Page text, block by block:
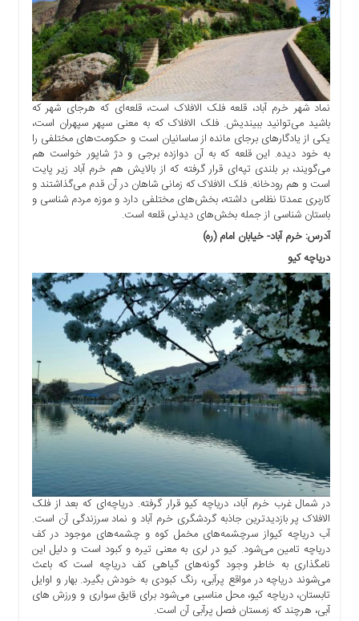
تعرفه
درباره
چند
رسانه
ارتباط
برگه
نمونه
تعرفه
درباره
نماد شهر خرم آباد، قلعه فلک الافلاک است، قلعه‌ای که هرجای شهر که
باشید می‌توانید ببیندیش. فلک الافلاک که به معنی سپهر سپهران است،
یکی از یادگارهای برجای مانده از ساسانیان است و حکومت‌های مختلفی را
به خود دیده. این قلعه که به آن دوازده برجی و دژ شاپور خواست هم
می‌گویند، بر بلندی تپه‌ای قرار گرفته که از بالایش هم خرم آباد زیر پایت
است و هم رودخانه. فلک الافلاک که زمانی شاهان در آن قدم می‌گذاشتند و
کاربری عمدتا نظامی داشته، بخش‌های مختلفی دارد و موزه مردم شناسی و
باستان شناسی از جمله بخش‌های دیدنی قلعه است.
آدرس: خرم آباد- خیابان امام (ره)
دریاچه کیو
در شمال غرب خرم آباد، دریاچه کیو قرار گرفته. دریاچه‌ای که بعد از فلک
الافلاک پر بازدیدترین جاذبه گردشگری خرم آباد و نماد سرزندگی آن است.
آب دریاچه کیواز سرچشمه‌های مخمل کوه و چشمه‌های موجود در کف
دریاچه تامین می‌شود. کیو در لری به معنی تیره و کبود است و دلیل این
نامگذاری به خاطر وجود گونه‌های گیاهی کف دریاچه است که باعث
می‌شوند دریاچه در مواقع پرآبی، رنگ کبودی به خودش بگیرد. بهار و اوایل
تابستان، دریاچه کیو، محل مناسبی می‌شود برای قایق سواری و ورزش های
آبی، هرچند که زمستان فصل پرآبی آن است.